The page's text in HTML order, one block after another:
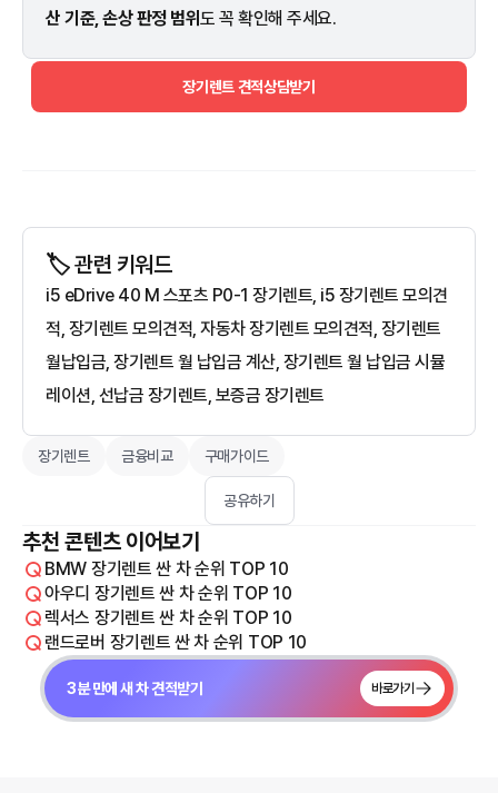
산 기준, 손상 판정 범위도 꼭 확인해 주세요.
장기렌트 견적상담받기
🏷️ 관련 키워드
i5 eDrive 40 M 스포츠 P0-1 장기렌트, i5 장기렌트 모의견
적, 장기렌트 모의견적, 자동차 장기렌트 모의견적, 장기렌트
월납입금, 장기렌트 월 납입금 계산, 장기렌트 월 납입금 시뮬
레이션, 선납금 장기렌트, 보증금 장기렌트
장기렌트 금융비교 구매가이드
공유하기
추천 콘텐츠 이어보기
BMW 장기렌트 싼 차 순위 TOP 10
아우디 장기렌트 싼 차 순위 TOP 10
렉서스 장기렌트 싼 차 순위 TOP 10
랜드로버 장기렌트 싼 차 순위 TOP 10
3분 만에 새 차 견적받기 바로가기